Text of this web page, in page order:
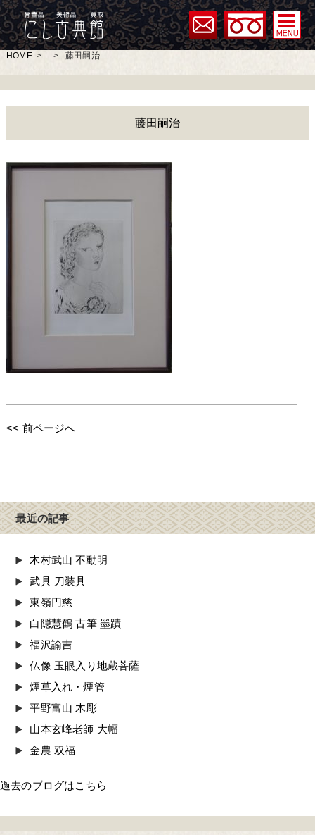
HOME> > 藤田嗣治
藤田嗣治
<< 前ページへ
最近の記事
木村武山 不動明
武具 刀装具
東嶺円慈
白隠慧鶴 古筆 墨蹟
福沢諭吉
仏像 玉眼入り地蔵菩薩
煙草入れ・煙管
平野富山 木彫
山本玄峰老師 大幅
金農 双福
過去のブログはこちら